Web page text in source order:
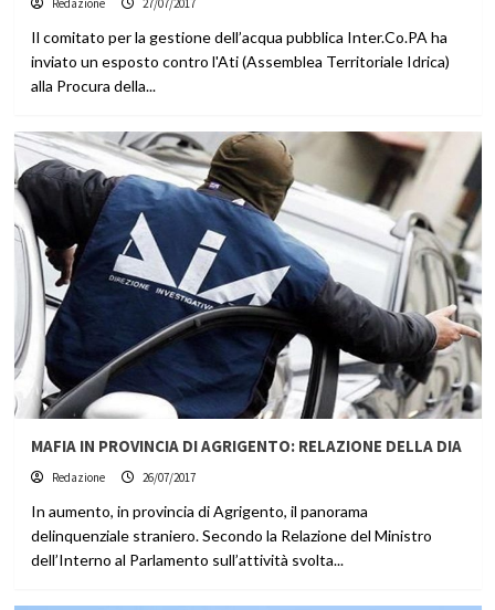
Redazione 27/07/2017
Il comitato per la gestione dell’acqua pubblica Inter.Co.PA ha
inviato un esposto contro l'Ati (Assemblea Territoriale Idrica)
alla Procura della...
MAFIA IN PROVINCIA DI AGRIGENTO: RELAZIONE DELLA DIA
Redazione 26/07/2017
In aumento, in provincia di Agrigento, il panorama
delinquenziale straniero. Secondo la Relazione del Ministro
dell’Interno al Parlamento sull’attività svolta...